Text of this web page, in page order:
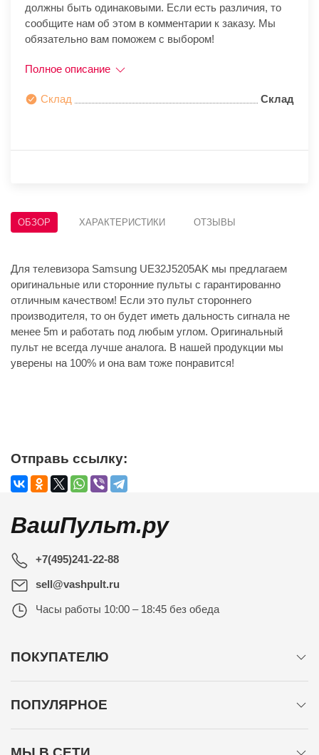
должны быть одинаковыми. Если есть различия, то
сообщите нам об этом в комментарии к заказу. Мы
обязательно вам поможем с выбором!
Полное описание
Склад Склад
ОБЗОР ХАРАКТЕРИСТИКИ ОТЗЫВЫ
Для телевизора Samsung UE32J5205AK мы предлагаем
оригинальные или сторонние пульты с гарантированно
отличным качеством! Если это пульт стороннего
производителя, то он будет иметь дальность сигнала не
менее 5m и работать под любым углом. Оригинальный
пульт не всегда лучше аналога. В нашей продукции мы
уверены на 100% и она вам тоже понравится!
Отправь ссылку:
ВашПульт.ру
+7(495)241-22-88
sell@vashpult.ru
Часы работы 10:00 – 18:45 без обеда
ПОКУПАТЕЛЮ
ПОПУЛЯРНОЕ